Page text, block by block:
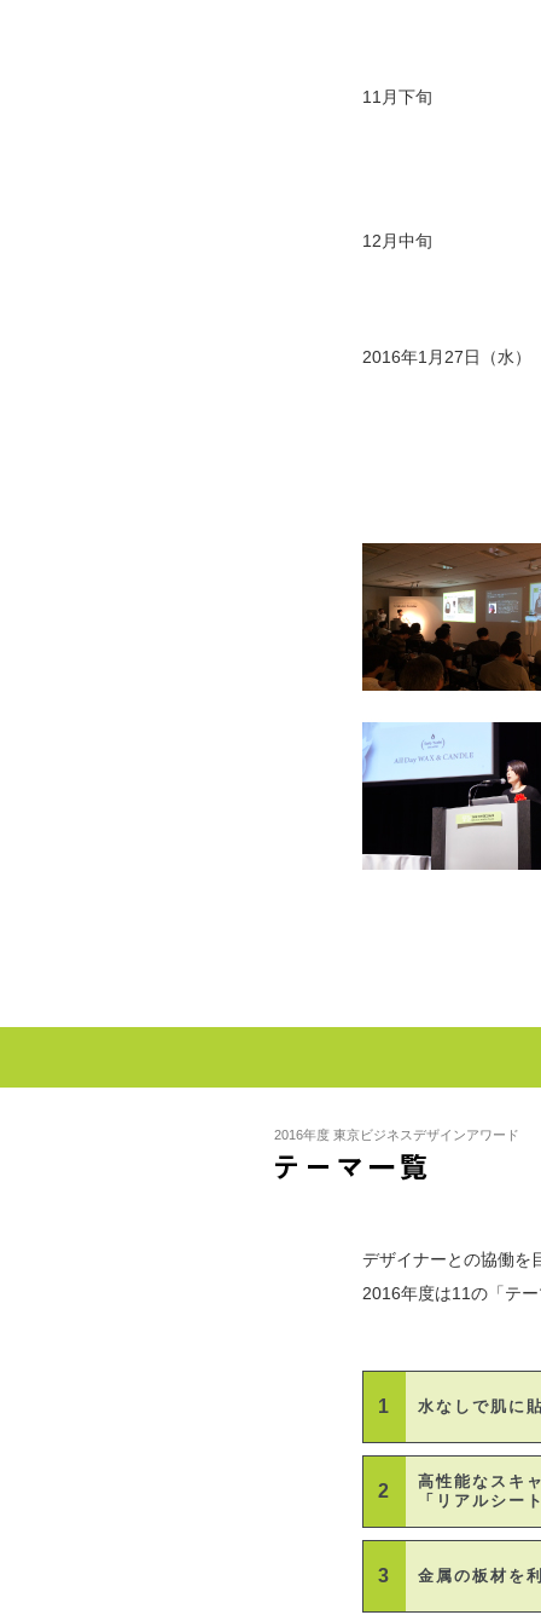
11月下旬
12月中旬
2016年1月27日（水）
2016年度 東京ビジネスデザインアワード
デザイナーとの協働を
2016年度は11の「テ
1 水なしで肌に
2
高性能なスキ
「リアルシー
3 金属の板材を